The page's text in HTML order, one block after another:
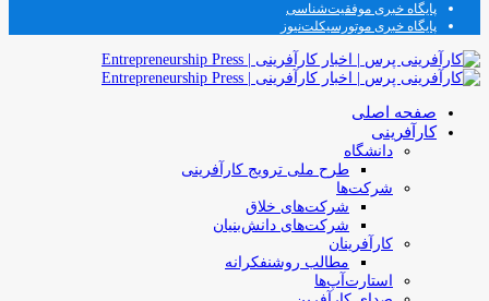
پایگاه خبری موفقیت‌شناسی
پایگاه خبری موتورسیکلت‌نیوز
صفحه اصلی
کارآفرینی
دانشگاه
طرح ملی ترویج کارآفرینی
شرکت‌ها
شرکت‌های خلاق
شرکت‌های دانش‌بنیان
کارآفرینان
مطالب روشنفکرانه
استارت‌آپ‌ها